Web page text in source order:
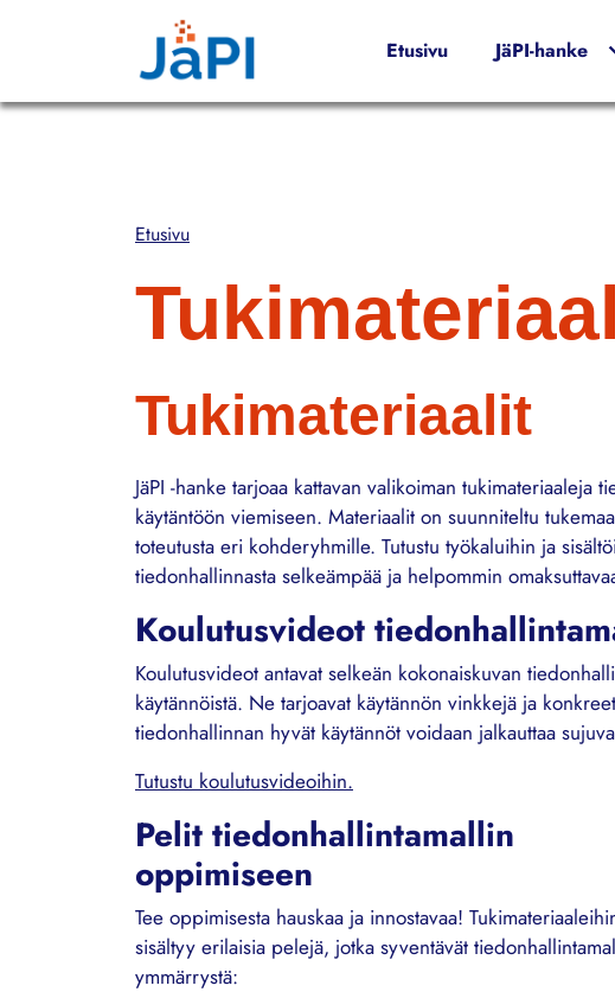
Hyppää pääsisältöön
Etusivu JäPI-hanke
Etusivu
Tukimateriaalit
JäPI -hanke tarjoaa kattavan valikoiman tukimateriaaleja
käytäntöön viemiseen. Materiaalit on suunniteltu
toteutusta eri kohderyhmille. Tutustu työkaluihin ja
tiedonhallinnasta selkeämpää ja helpommin
Koulutusvideot
Koulutusvideot antavat selkeän kokonaiskuvan
käytännöistä. Ne tarjoavat käytännön vinkkejä ja
tiedonhallinnan hyvät käytännöt voidaan jalkauttaa
Tutustu koulutusvideoihin.
Pelit tiedonhallintamallin
oppimiseen
Tee oppimisesta hauskaa ja innostavaa!
sisältyy erilaisia pelejä, jotka syventävät
ymmärrystä: